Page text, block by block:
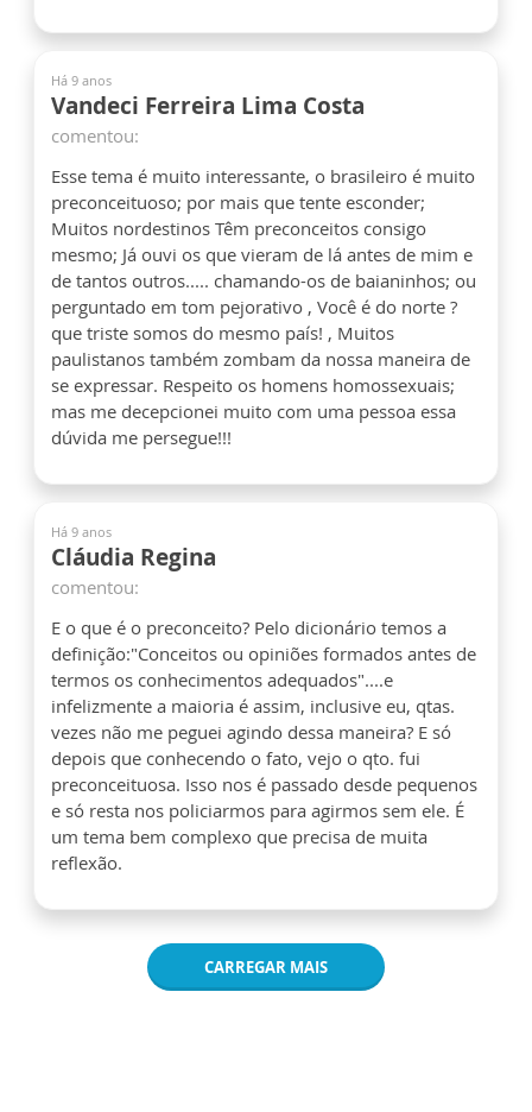
Há 9 anos
Vandeci Ferreira Lima Costa
comentou:
Esse tema é muito interessante, o brasileiro é muito
preconceituoso; por mais que tente esconder;
Muitos nordestinos Têm preconceitos consigo
mesmo; Já ouvi os que vieram de lá antes de mim e
de tantos outros..... chamando-os de baianinhos; ou
perguntado em tom pejorativo , Você é do norte ?
que triste somos do mesmo país! , Muitos
paulistanos também zombam da nossa maneira de
se expressar. Respeito os homens homossexuais;
mas me decepcionei muito com uma pessoa essa
dúvida me persegue!!!
Há 9 anos
Cláudia Regina
comentou:
E o que é o preconceito? Pelo dicionário temos a
definição:"Conceitos ou opiniões formados antes de
termos os conhecimentos adequados"....e
infelizmente a maioria é assim, inclusive eu, qtas.
vezes não me peguei agindo dessa maneira? E só
depois que conhecendo o fato, vejo o qto. fui
preconceituosa. Isso nos é passado desde pequenos
e só resta nos policiarmos para agirmos sem ele. É
um tema bem complexo que precisa de muita
reflexão.
CARREGAR MAIS